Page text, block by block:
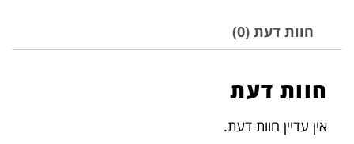
חוות דעת (0)
חוות דעת
אין עדיין חוות דעת.